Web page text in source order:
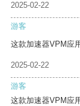
2025-02-22
游客
这款加速器VPM应
2025-02-22
游客
这款加速器VPM应